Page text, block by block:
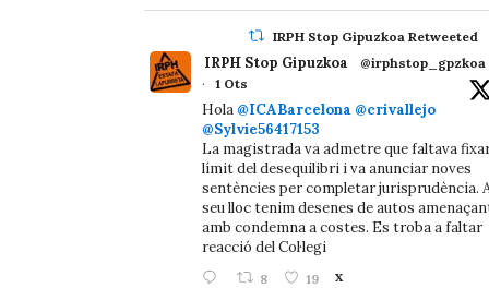
IRPH Stop Gipuzkoa Retweeted
IRPH Stop Gipuzkoa
@irphstop_gpzkoa
·
1 Ots
Hola @ICABarcelona @crivallejo
@Sylvie56417153
La magistrada va admetre que faltava
límit del desequilibri i va anunciar noves
sentències per completar jurisprudència.
seu lloc tenim desenes de autos
amb condemna a costes. Es troba a faltar
reacció del Col·legi
8 19 X